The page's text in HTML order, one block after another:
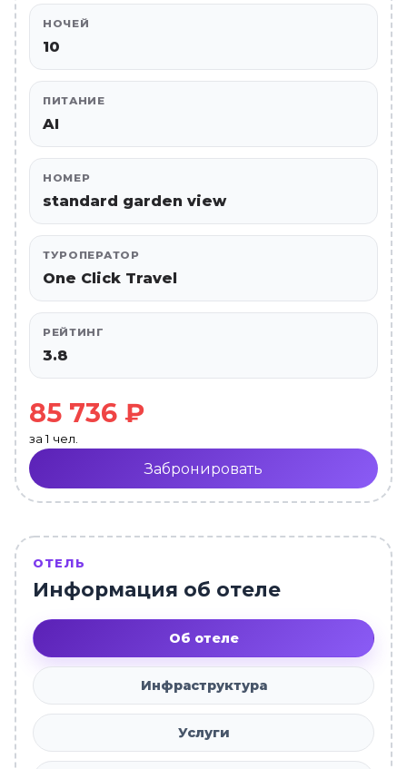
НОЧЕЙ
10
ПИТАНИЕ
AI
НОМЕР
standard garden view
ТУРОПЕРАТОР
One Click Travel
РЕЙТИНГ
3.8
85 736 ₽
за 1 чел.
Забронировать
ОТЕЛЬ
Информация об отеле
Об отеле
Инфраструктура
Услуги